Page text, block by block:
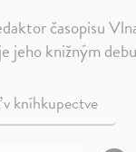
časopisu
jeho knižným
v kníhkupectve